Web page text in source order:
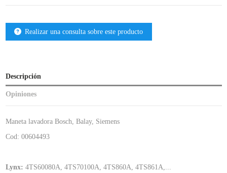
Realizar una consulta sobre este producto
Descripción
Opiniones
Maneta lavadora Bosch, Balay, Siemens
Cod: 00604493
Lynx: 4TS60080A, 4TS70100A, 4TS860A, 4TS861A,...